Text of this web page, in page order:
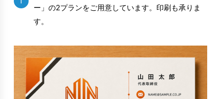
ー」の2プランをご用意しています。印刷も承りま
す。